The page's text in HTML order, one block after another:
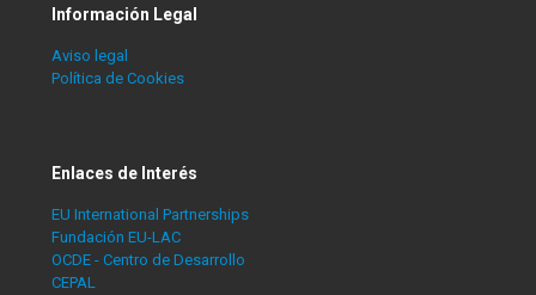
Información Legal
Aviso legal
Política de Cookies
Enlaces de Interés
EU International Partnerships
Fundación EU-LAC
OCDE - Centro de Desarrollo
CEPAL